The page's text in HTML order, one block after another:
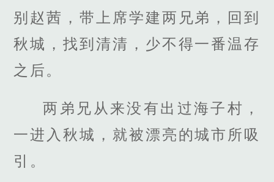
别赵茜，带上席学建两兄弟，回到
秋城，找到清清，少不得一番温存
之后。
两弟兄从来没有出过海子村，
一进入秋城，就被漂亮的城市所吸
引。